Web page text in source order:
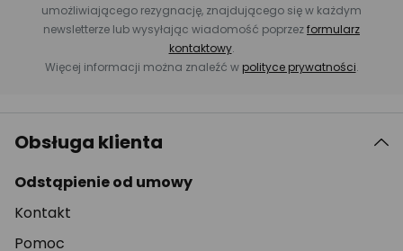
umożliwiającego rezygnację, znajdującego się w każdym
newsletterze lub wysyłając wiadomość poprzezformularz
kontaktowy.
Więcej informacji można znaleźć w polityce prywatności.
Obsługa klienta
Odstąpienie od umowy
Kontakt
Pomoc